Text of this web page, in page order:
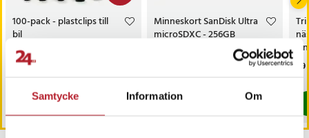
Samtycke Information Om
100-pack - plastclips till
bil
Nuvarande pris
99 kr
Köp
Minneskort SanDisk Ultra
microSDXC - 256GB